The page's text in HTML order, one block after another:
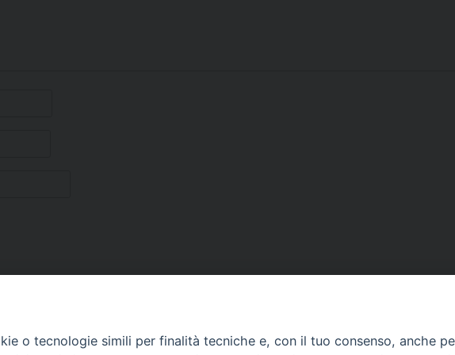
Contatti
o tecnologie simili per finalità tecniche e, con il tuo consenso, anche